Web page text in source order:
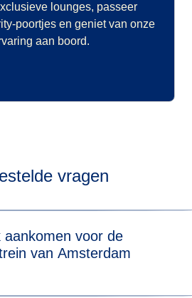
lounges, passeer
poortjes en geniet van onze
aan boord.
vragen
voor de
van Amsterdam